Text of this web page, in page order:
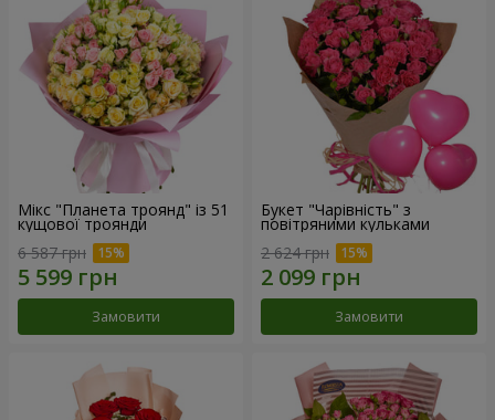
Мікс "Планета троянд" із 51
кущової троянди
6 587 грн
Замовити
Букет "Чарівність" з
повітряними кульками
2 624 грн
Замовити